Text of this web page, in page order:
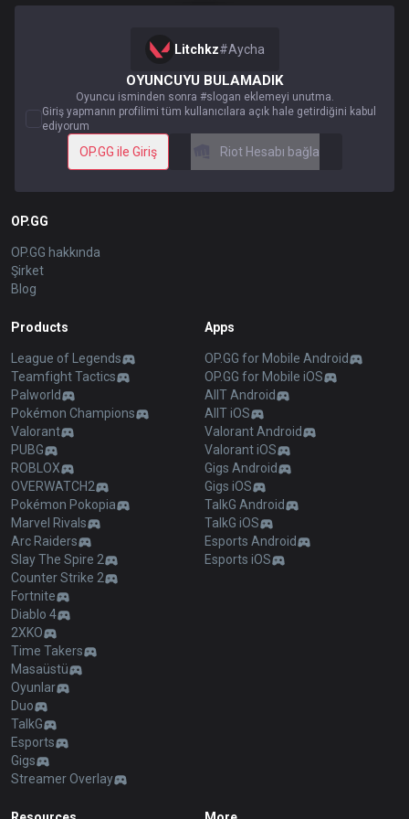
Litchkz#Aycha
OYUNCUYU BULAMADIK
Oyuncu isminden sonra #slogan eklemeyi unutma.
Giriş yapmanın profilimi tüm kullanıcılara açık hale getirdiğini kabul
ediyorum
OP.GG ile Giriş Riot Hesabı bağla
OP.GG
OP.GG hakkında
Şirket
Blog
Products
League of Legends
Teamfight Tactics
Palworld
Pokémon Champions
Valorant
PUBG
ROBLOX
OVERWATCH2
Pokémon Pokopia
Marvel Rivals
Arc Raiders
Slay The Spire 2
Counter Strike 2
Fortnite
Diablo 4
2XKO
Time Takers
Masaüstü
Oyunlar
Duo
TalkG
Esports
Gigs
Streamer Overlay
Apps
OP.GG for Mobile Android
OP.GG for Mobile iOS
AllT Android
AllT iOS
Valorant Android
Valorant iOS
Gigs Android
Gigs iOS
TalkG Android
TalkG iOS
Esports Android
Esports iOS